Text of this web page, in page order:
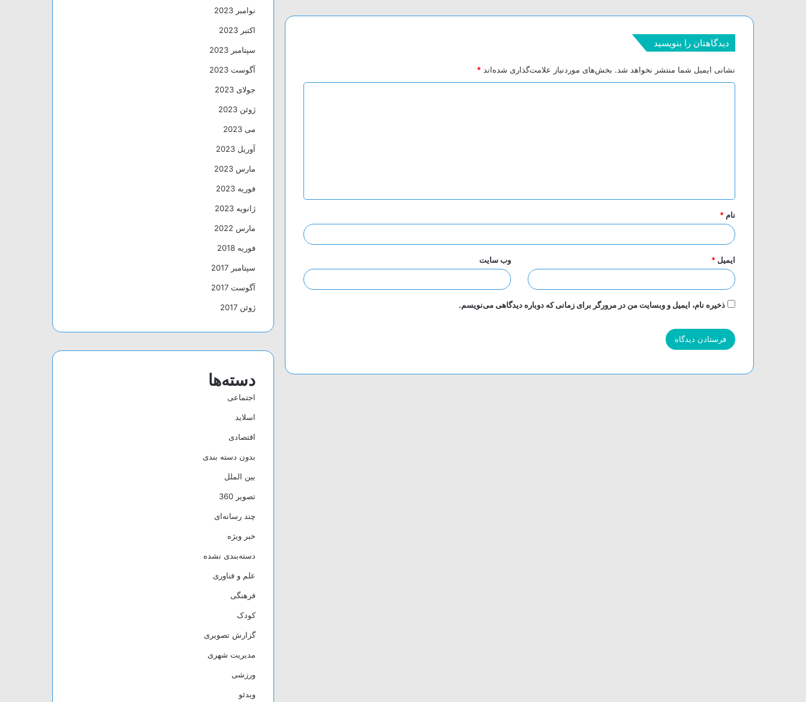
دیدگاهتان را بنویسید
نشانی ایمیل شما منتشر نخواهد شد. بخش‌های موردنیاز علامت‌گذاری شده‌اند *
*
نام *
ایمیل * وب‌ سایت
ذخیره نام، ایمیل و وبسایت من در مرورگر برای زمانی که دوباره دیدگاهی می‌نویسم.
نوامبر 2023
اکتبر 2023
سپتامبر 2023
آگوست 2023
جولای 2023
ژوئن 2023
می 2023
آوریل 2023
مارس 2023
فوریه 2023
ژانویه 2023
مارس 2022
فوریه 2018
سپتامبر 2017
آگوست 2017
ژوئن 2017
دسته‌ها
اجتماعی
اسلاید
اقتصادی
بدون دسته بندی
بین الملل
تصویر 360
چند رسانه‌ای
خبر ویژه
دسته‌بندی نشده
علم و فناوری
فرهنگی
کودک
گزارش تصویری
مدیریت شهری
ورزشی
ویدئو